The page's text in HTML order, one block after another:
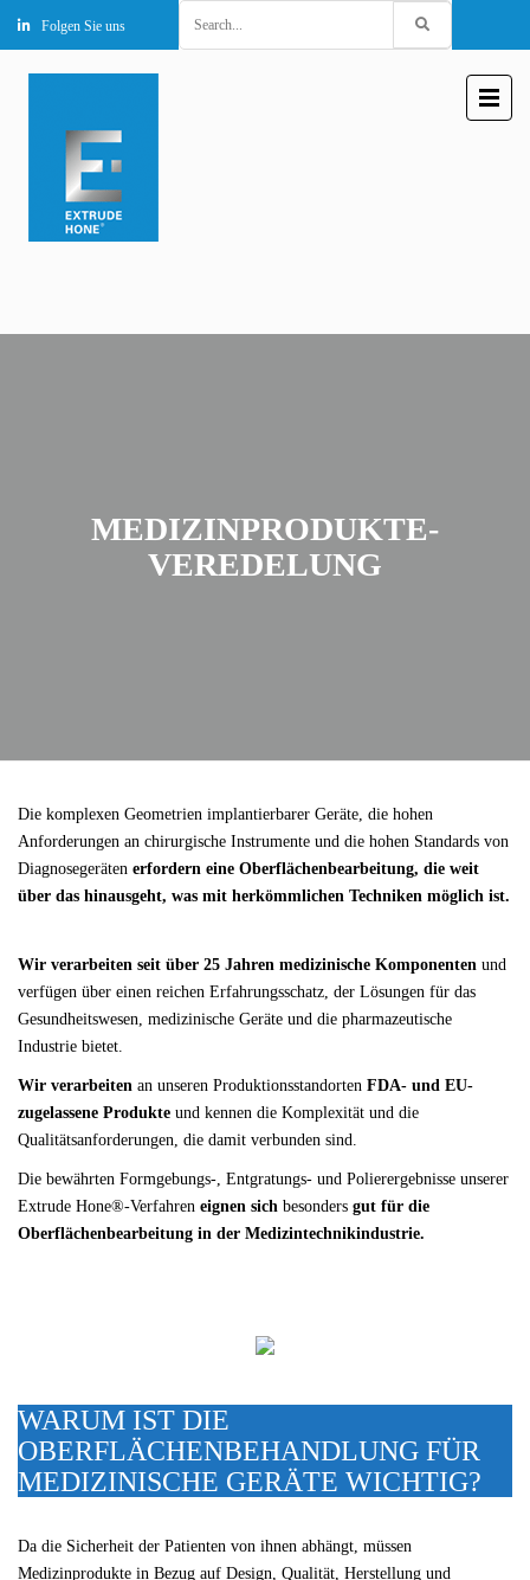
Folgen Sie uns
for:
MEDIZINPRODUKTE-
VEREDELUNG
Die komplexen Geometrien implantierbarer Geräte, die hohen
Anforderungen an chirurgische Instrumente und die hohen Standards von
Diagnosegeräten erfordern eine Oberflächenbearbeitung, die weit
über das hinausgeht, was mit herkömmlichen Techniken möglich ist.
Wir verarbeiten seit über 25 Jahren medizinische Komponenten und
verfügen über einen reichen Erfahrungsschatz, der Lösungen für das
Gesundheitswesen, medizinische Geräte und die pharmazeutische
Industrie bietet.
Wir verarbeiten an unseren Produktionsstandorten FDA- und EU-
zugelassene Produkte und kennen die Komplexität und die
Qualitätsanforderungen, die damit verbunden sind.
Die bewährten Formgebungs-, Entgratungs- und Polierergebnisse unserer
Extrude Hone®-Verfahren eignen sich besonders gut für die
Oberflächenbearbeitung in der Medizintechnikindustrie.
WARUM IST DIE
OBERFLÄCHENBEHANDLUNG FÜR
MEDIZINISCHE GERÄTE WICHTIG?
Da die Sicherheit der Patienten von ihnen abhängt, müssen
Medizinprodukte in Bezug auf Design, Qualität, Herstellung und